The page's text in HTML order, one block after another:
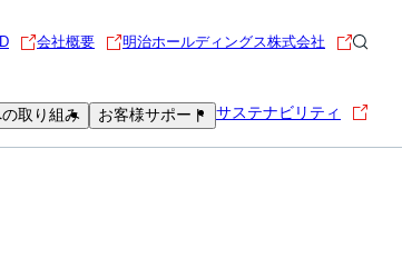
取り組み お客様サポート サステナビリティ
会社概要 明治ホールディングス株式会社